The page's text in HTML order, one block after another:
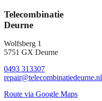
Telecombinatie
Deurne
Wolfsberg 1
5751 GX Deurne
0493 313307
repair@telecombinatiedeurne.nl
Route via Google Maps